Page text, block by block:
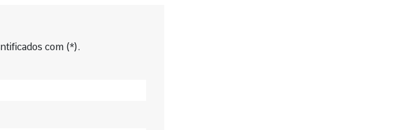
com (*).